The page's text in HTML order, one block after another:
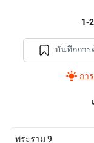
1-
บันทึกการ
กา
พระราม 9